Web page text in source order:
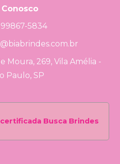
Conosco
99867-5834
Moura, 269, Vila Amélia -
Paulo, SP
Busca Brindes